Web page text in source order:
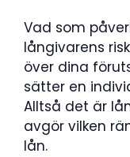
Vad som
långivarens
över dina
sätter en
Alltså det är
avgör vilken
lån.